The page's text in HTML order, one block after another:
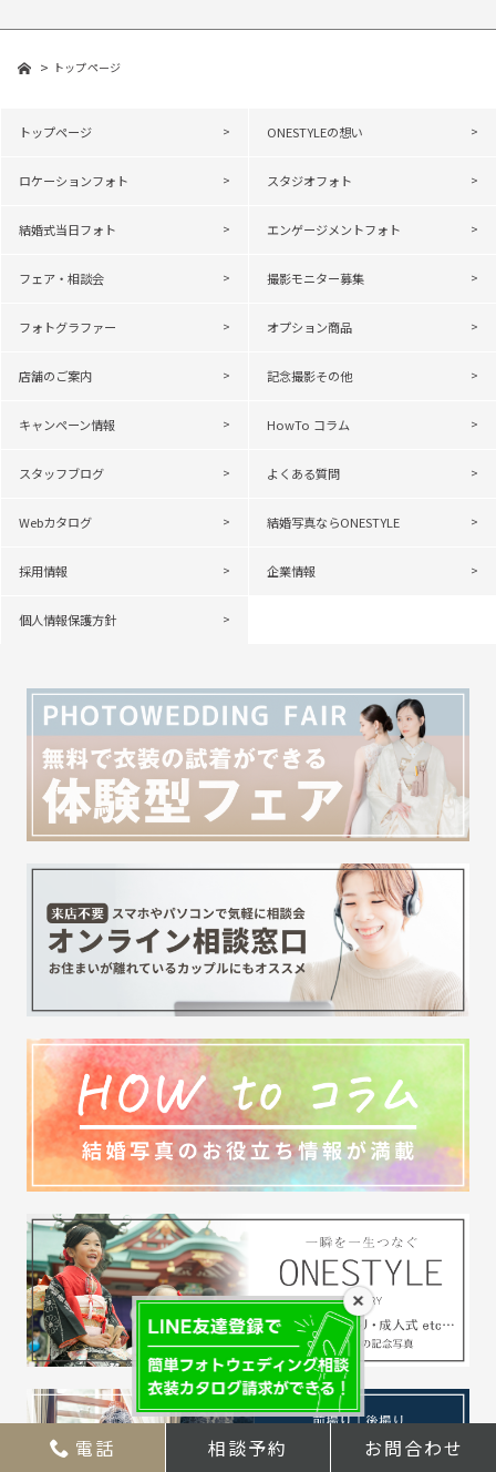
×
トップページ
トップページ ONESTYLEの想い
ロケーションフォト スタジオフォト
結婚式当日フォト エンゲージメントフォト
フェア・相談会 撮影モニター募集
フォトグラファー オプション商品
店舗のご案内 記念撮影その他
キャンペーン情報 HowTo コラム
スタッフブログ よくある質問
Webカタログ 結婚写真ならONESTYLE
採用情報 企業情報
個人情報保護方針
電話 相談予約 お問合わせ